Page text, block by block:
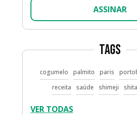
ASSINAR
Tags
cogumelo palmito paris
receita
saúde shimeji
VER TODAS